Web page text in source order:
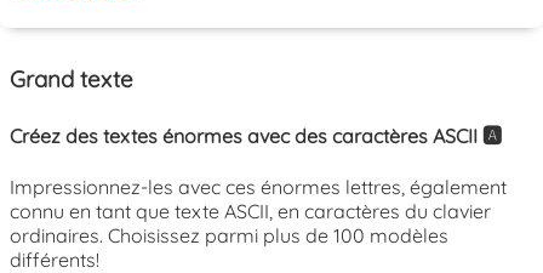
Grand texte
Créez des textes énormes avec des caractères ASCII 🅰️
Impressionnez-les avec ces énormes lettres, également
connu en tant que texte ASCII, en caractères du clavier
ordinaires. Choisissez parmi plus de 100 modèles
différents!